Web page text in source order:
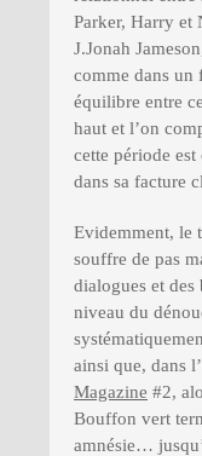
Parker, Harry et
J.Jonah
comme dans un
équilibre entre
haut et l’on
cette période est
dans sa facture
Evidemment, le
souffre de pas
dialogues et des
niveau du
ainsi que, dans
Magazine #2,
Bouffon vert
amnésie…